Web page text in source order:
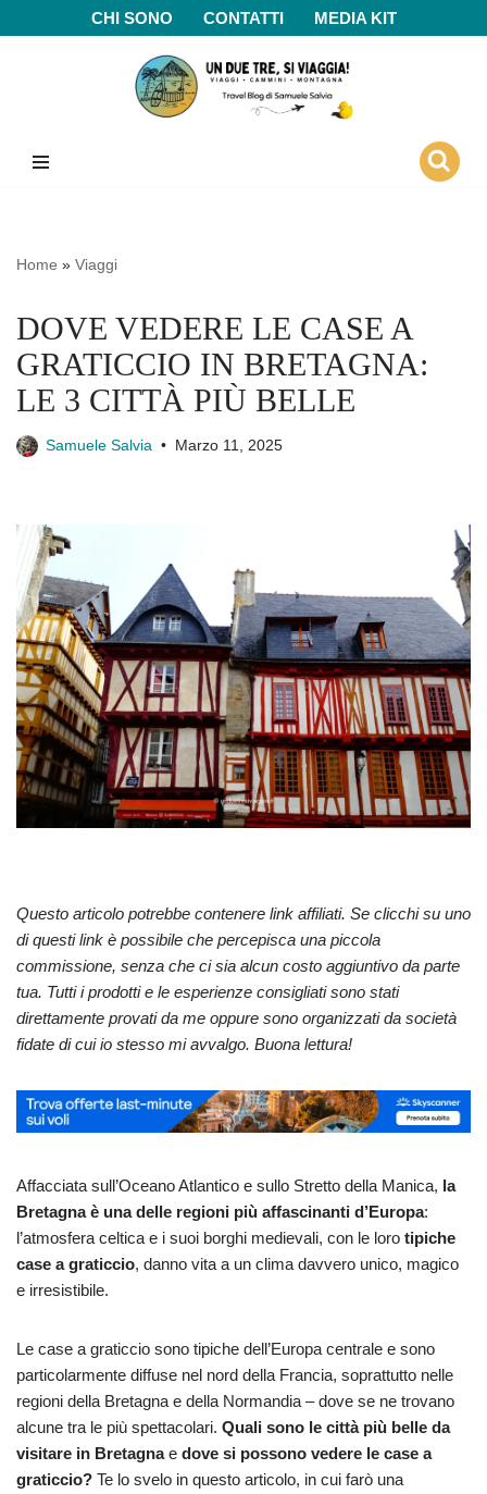
CHI SONO CONTATTI MEDIA KIT
Home » Viaggi
DOVE VEDERE LE CASE A
GRATICCIO IN BRETAGNA:
LE 3 CITTÀ PIÙ BELLE
Samuele Salvia Marzo 11, 2025
Questo articolo potrebbe contenere link affiliati. Se clicchi su uno
di questi link è possibile che percepisca una piccola
commissione, senza che ci sia alcun costo aggiuntivo da parte
tua. Tutti i prodotti e le esperienze consigliati sono stati
direttamente provati da me oppure sono organizzati da società
fidate di cui io stesso mi avvalgo. Buona lettura!
Affacciata sull’Oceano Atlantico e sullo Stretto della Manica, la
Bretagna è una delle regioni più affascinanti d’Europa:
l’atmosfera celtica e i suoi borghi medievali, con le loro tipiche
case a graticcio, danno vita a un clima davvero unico, magico
e irresistibile.
Le case a graticcio sono tipiche dell’Europa centrale e sono
particolarmente diffuse nel nord della Francia, soprattutto nelle
regioni della Bretagna e della Normandia – dove se ne trovano
alcune tra le più spettacolari. Quali sono le città più belle da
visitare in Bretagnae dove si possono vedere le case a
graticcio? Te lo svelo in questo articolo, in cui farò una